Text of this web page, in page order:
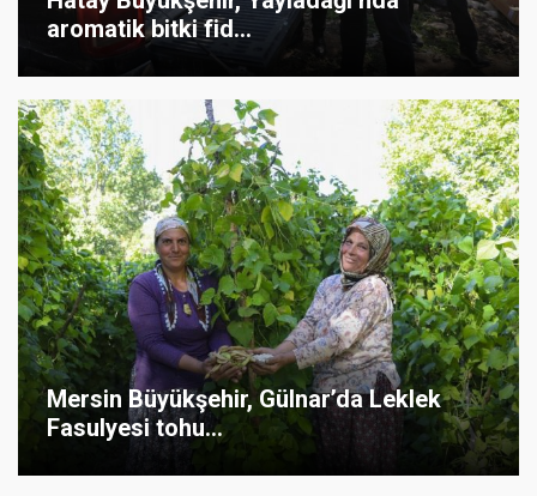
aromatik bitki fid...
Mersin Büyükşehir, Gülnar’da Leklek
Fasulyesi tohu...